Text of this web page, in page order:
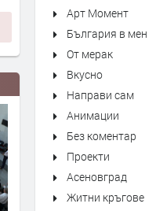
Арт Момент
България в мен
От мерак
Вкусно
Направи сам
Анимации
Без коментар
Проекти
Асеновград
Житни кръгове